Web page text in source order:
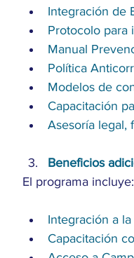
Integración de
Protocolo para
Manual
Política
Modelos de
Capacitación
Asesoría legal,
Beneficios
El programa incluye:
Integración a
Capacitación